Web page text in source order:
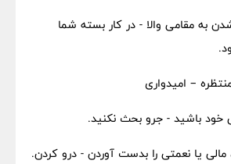
به مقامی والا - در کار بسته شما
– امیدواری
خود باشید - جرو بحث نکنید.
یا نعمتی را بدست آوردن - درو کردن.